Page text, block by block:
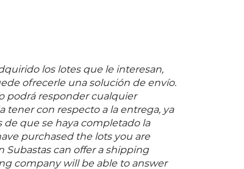
los lotes que le interesan,
ofrecerle una solución de envío.
podrá responder cualquier
tener con respecto a la entrega, ya
de que se haya completado la
purchased the lots you are
Subastas can offer a shipping
company will be able to answer